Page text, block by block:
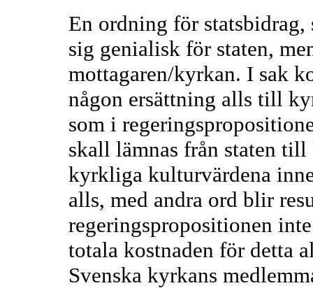
En ordning för
sig genialisk för staten,
mottagaren/kyrkan. I sak
någon ersättning alls till
som i
skall lämnas från staten
kyrkliga kulturvärdena
alls, med andra ord blir
regeringspropositionen
totala kostnaden för detta
Svenska kyrkans